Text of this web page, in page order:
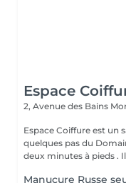
Espace
2, Avenue des Bains
Espace Coiffure est un salon Mixte.
quelques pas du
deux minutes à pieds . Il
Manucure Russe